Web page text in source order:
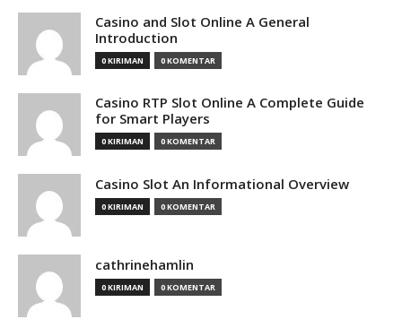
Casino and Slot Online A General
Introduction
0 KIRIMAN 0 KOMENTAR
Casino RTP Slot Online A Complete Guide
for Smart Players
0 KIRIMAN 0 KOMENTAR
Casino Slot An Informational Overview
0 KIRIMAN 0 KOMENTAR
cathrinehamlin
0 KIRIMAN 0 KOMENTAR